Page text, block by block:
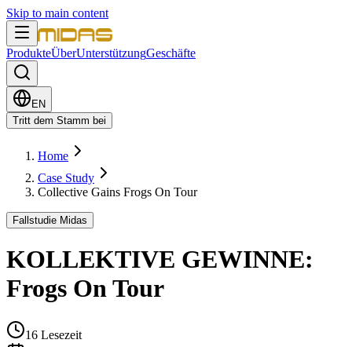
Skip to main content
ProdukteÜberUnterstützungGeschäfte
EN
Tritt dem Stamm bei
Home
Case Study
Collective Gains Frogs On Tour
Fallstudie Midas
KOLLEKTIVE GEWINNE:
Frogs On Tour
16 Lesezeit